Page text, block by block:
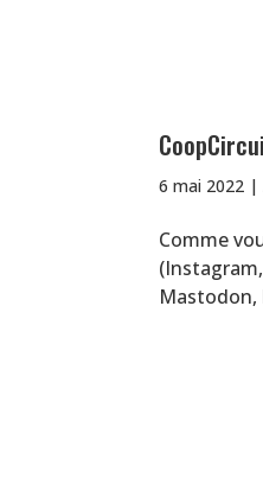
6 mai 2022 |
Comme
Mastodon,